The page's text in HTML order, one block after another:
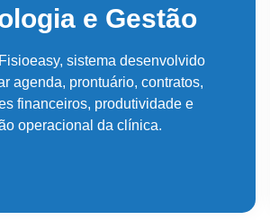
e Gestão
sistema desenvolvido
agenda, prontuário, contratos,
financeiros, produtividade e
operacional da clínica.